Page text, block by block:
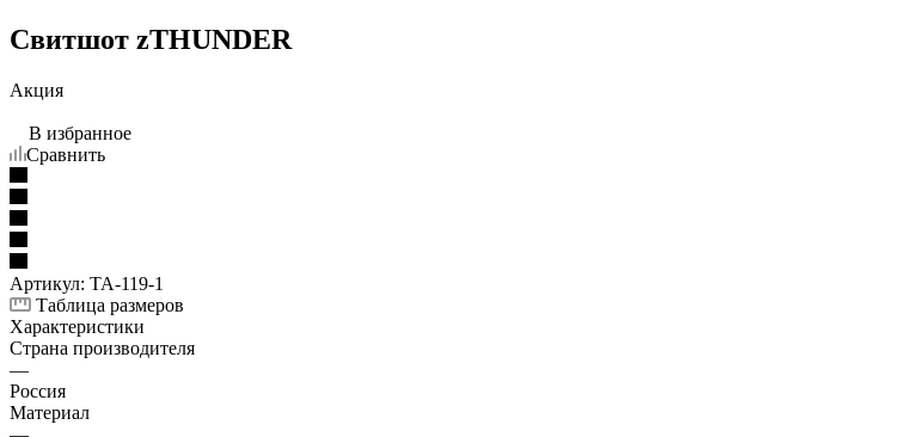
Свитшот zTHUNDER
Акция
В избранное
Сравнить
Артикул: TA-119-1
Таблица размеров
Характеристики
Страна производителя
—
Россия
Материал